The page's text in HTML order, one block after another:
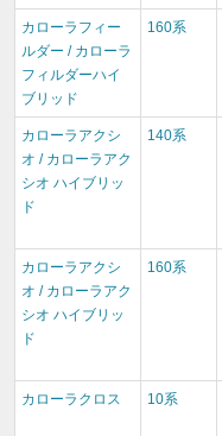
カローラフィー
ルダー / カローラ
フィルダーハイ
ブリッド
160系
カローラアクシ
オ / カローラアク
シオ ハイブリッ
ド
140系
カローラアクシ
オ / カローラアク
シオ ハイブリッ
ド
160系
カローラクロス 10系